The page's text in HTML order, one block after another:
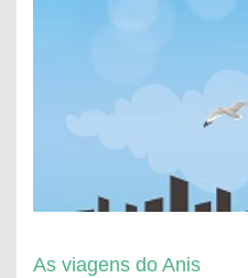
As viagens do Anis